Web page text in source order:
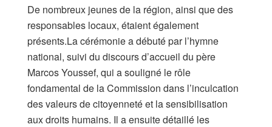
De nombreux jeunes de la région, ainsi que des
responsables locaux, étaient également
présents.La cérémonie a débuté par l’hymne
national, suivi du discours d’accueil du père
Marcos Youssef, qui a souligné le rôle
fondamental de la Commission dans l’inculcation
des valeurs de citoyenneté et la sensibilisation
aux droits humains. Il a ensuite détaillé les